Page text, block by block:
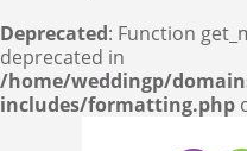
Deprecated: Function
deprecated in
/home/weddingp/
includes/formatting.php